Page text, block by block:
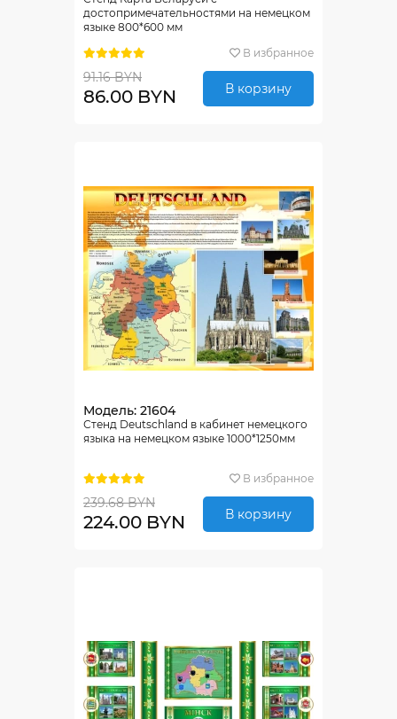
достопримечательностями на немецком
языке 800*600 мм
В избранное
91.16 BYN
86.00 BYN В корзину
Модель: 21604
Стенд Deutschland в кабинет немецкого
языка на немецком языке 1000*1250мм
В избранное
239.68 BYN
224.00 BYN В корзину